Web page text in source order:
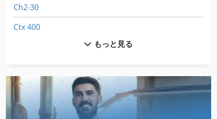
Ch2-30
Ctx 400
Dil 00 M
Dil 0M
もっと見る